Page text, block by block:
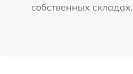
собственных складах.